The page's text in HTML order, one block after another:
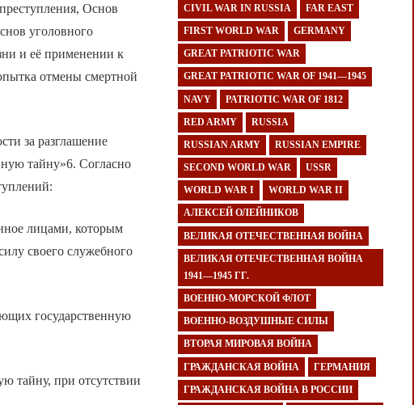
Основ
уголовного
и её применении к
отмены смертной
за разглашение
тайну»6. Согласно
лицами, которым
своего служебного
государственную
тайну, при отсутствии
CIVIL WAR IN RUSSIA FAR EAST
FIRST WORLD WAR GERMANY
GREAT PATRIOTIC WAR
GREAT PATRIOTIC WAR OF 1941—1945
NAVY PATRIOTIC WAR OF 1812
RED ARMY RUSSIA
RUSSIAN ARMY RUSSIAN EMPIRE
SECOND WORLD WAR USSR
WORLD WAR I WORLD WAR II
АЛЕКСЕЙ ОЛЕЙНИКОВ
ВЕЛИКАЯ ОТЕЧЕСТВЕННАЯ ВОЙНА
ВЕЛИКАЯ ОТЕЧЕСТВЕННАЯ ВОЙНА
1941—1945 ГГ.
ВОЕННО-МОРСКОЙ ФЛОТ
ВОЕННО-ВОЗДУШНЫЕ СИЛЫ
ВТОРАЯ МИРОВАЯ ВОЙНА
ГРАЖДАНСКАЯ ВОЙНА ГЕРМАНИЯ
ГРАЖДАНСКАЯ ВОЙНА В РОССИИ